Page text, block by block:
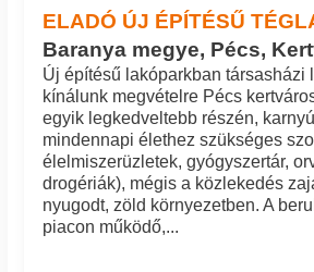
ELADÓ ÚJ ÉPÍTÉSŰ
Baranya megye, Pécs,
Új építésű lakóparkban társasházi
kínálunk megvételre Pécs
egyik legkedveltebb részén,
mindennapi élethez szükséges
élelmiszerüzletek, gyógyszertár,
drogériák), mégis a közlekedés
nyugodt, zöld környezetben. A
piacon működő,...